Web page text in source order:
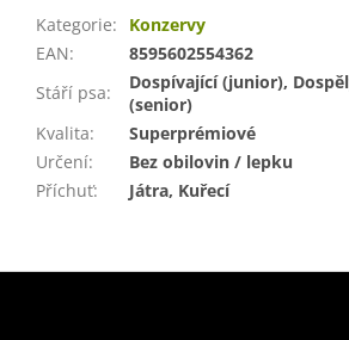
Kategorie:
Konzervy
EAN:
8595602554362
Stáří psa:
Dospívající (junior),
(senior)
Kvalita:
Superprémiové
Určení:
Bez obilovin / lepku
Příchuť: Játra, Kuřecí
Z